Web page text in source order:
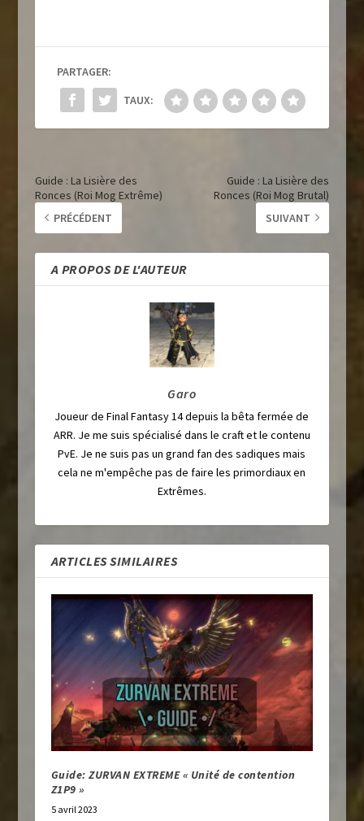
PARTAGER:
TAUX:
Guide : La Lisière des
Ronces (Roi Mog Extrême)
PRÉCÉDENT
Guide : La Lisière des
Ronces (Roi Mog Brutal)
SUIVANT
A PROPOS DE L'AUTEUR
Garo
Joueur de Final Fantasy 14 depuis la bêta fermée de
ARR. Je me suis spécialisé dans le craft et le contenu
PvE. Je ne suis pas un grand fan des sadiques mais
cela ne m'empêche pas de faire les primordiaux en
Extrêmes.
ARTICLES SIMILAIRES
Guide: ZURVAN EXTREME « Unité de contention
Z1P9 »
5 avril 2023